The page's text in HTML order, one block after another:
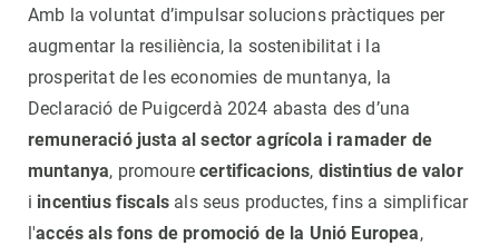
Amb la voluntat d’impulsar solucions pràctiques per
augmentar la resiliència, la sostenibilitat i la
prosperitat de les economies de muntanya, la
Declaració de Puigcerdà 2024 abasta des d’una
remuneració justa al sector agrícola i ramader de
muntanya, promourecertificacions, distintius de valor
i incentius fiscals als seus productes, fins a simplificar
l'accés als fons de promoció de la Unió Europea,